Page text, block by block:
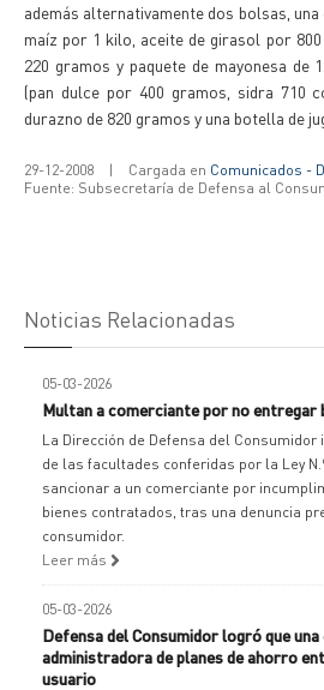
además alternativamente dos bolsas,
maíz por 1 kilo, aceite de girasol por
220 gramos y paquete de mayonesa de
(pan dulce por 400 gramos, sidra 710
durazno de 820 gramos y una botella de
29-12-2008 | Cargada en Comunicados -
Fuente: Subsecretaría de Defensa al
Noticias Relacionadas
05-03-2026
Multan a comerciante por no
La Dirección de Defensa del
de las facultades conferidas por la Ley
sancionar a un comerciante por
bienes contratados, tras una denuncia
consumidor.
Leer más
05-03-2026
Defensa del Consumidor logró que una
administradora de planes de ahorro
usuario